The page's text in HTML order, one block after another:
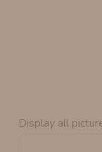
Display all